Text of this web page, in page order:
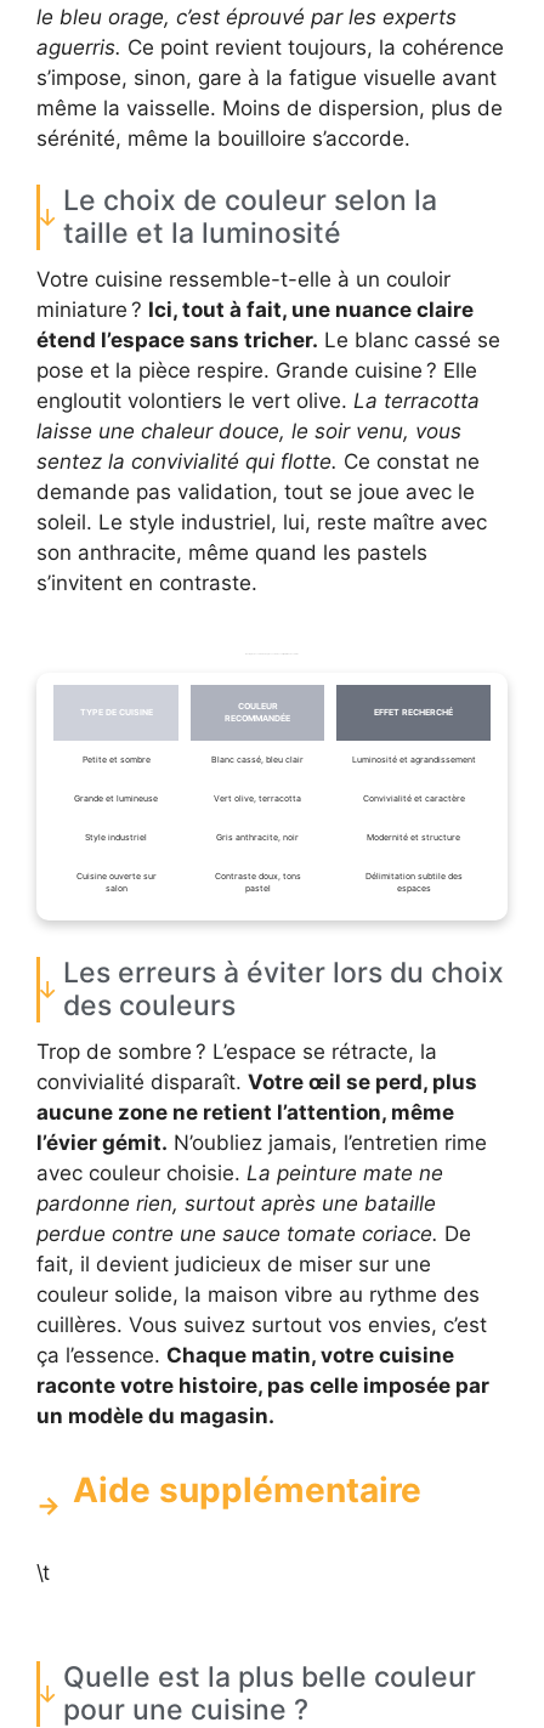
le bleu orage, c’est éprouvé par les experts
aguerris. Ce point revient toujours, la cohérence
s’impose, sinon, gare à la fatigue visuelle avant
même la vaisselle. Moins de dispersion, plus de
sérénité, même la bouilloire s’accorde.
Le choix de couleur selon la
taille et la luminosité
Votre cuisine ressemble-t-elle à un couloir
miniature ? Ici, tout à fait, une nuance claire
étend l’espace sans tricher. Le blanc cassé se
pose et la pièce respire. Grande cuisine ? Elle
engloutit volontiers le vert olive. La terracotta
laisse une chaleur douce, le soir venu, vous
sentez la convivialité qui flotte. Ce constat ne
demande pas validation, tout se joue avec le
soleil. Le style industriel, lui, reste maître avec
son anthracite, même quand les pastels
s’invitent en contraste.
TYPE DE CUISINE
COULEUR
RECOMMANDÉE
EFFET RECHERCHÉ
Petite et sombre Blanc cassé, bleu clair Luminosité et agrandissement
Grande et lumineuse Vert olive, terracotta Convivialité et caractère
Style industriel Gris anthracite, noir Modernité et structure
Cuisine ouverte sur
salon
Contraste doux, tons
pastel
Délimitation subtile des
espaces
Les erreurs à éviter lors du choix
des couleurs
Trop de sombre ? L’espace se rétracte, la
convivialité disparaît. Votre œil se perd, plus
aucune zone ne retient l’attention, même
l’évier gémit. N’oubliez jamais, l’entretien rime
avec couleur choisie. La peinture mate ne
pardonne rien, surtout après une bataille
perdue contre une sauce tomate coriace. De
fait, il devient judicieux de miser sur une
couleur solide, la maison vibre au rythme des
cuillères. Vous suivez surtout vos envies, c’est
ça l’essence. Chaque matin, votre cuisine
raconte votre histoire, pas celle imposée par
un modèle du magasin.
Aide supplémentaire
\t
Quelle est la plus belle couleur
pour une cuisine ?